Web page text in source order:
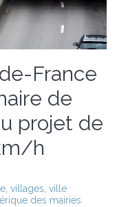
France
de
projet de
h
villages ville
des mairies